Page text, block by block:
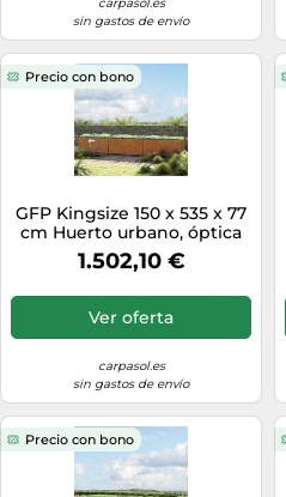
sin gastos de envío
Precio con bono
GFP Kingsize 150 x 535 x 77
cm Huerto urbano, óptica
de madera - (GFPV00462)
1.502,10 €
Ver oferta
carpasol.es
sin gastos de envío
Precio con bono